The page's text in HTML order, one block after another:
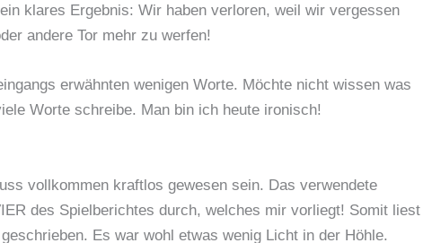
klares Ergebnis: Wir haben verloren, weil wir vergessen
andere Tor mehr zu werfen!
erwähnten wenigen Worte. Möchte nicht wissen was
Worte schreibe. Man bin ich heute ironisch!
vollkommen kraftlos gewesen sein. Das verwendete
des Spielberichtes durch, welches mir vorliegt! Somit liest
Es war wohl etwas wenig Licht in der Höhle.